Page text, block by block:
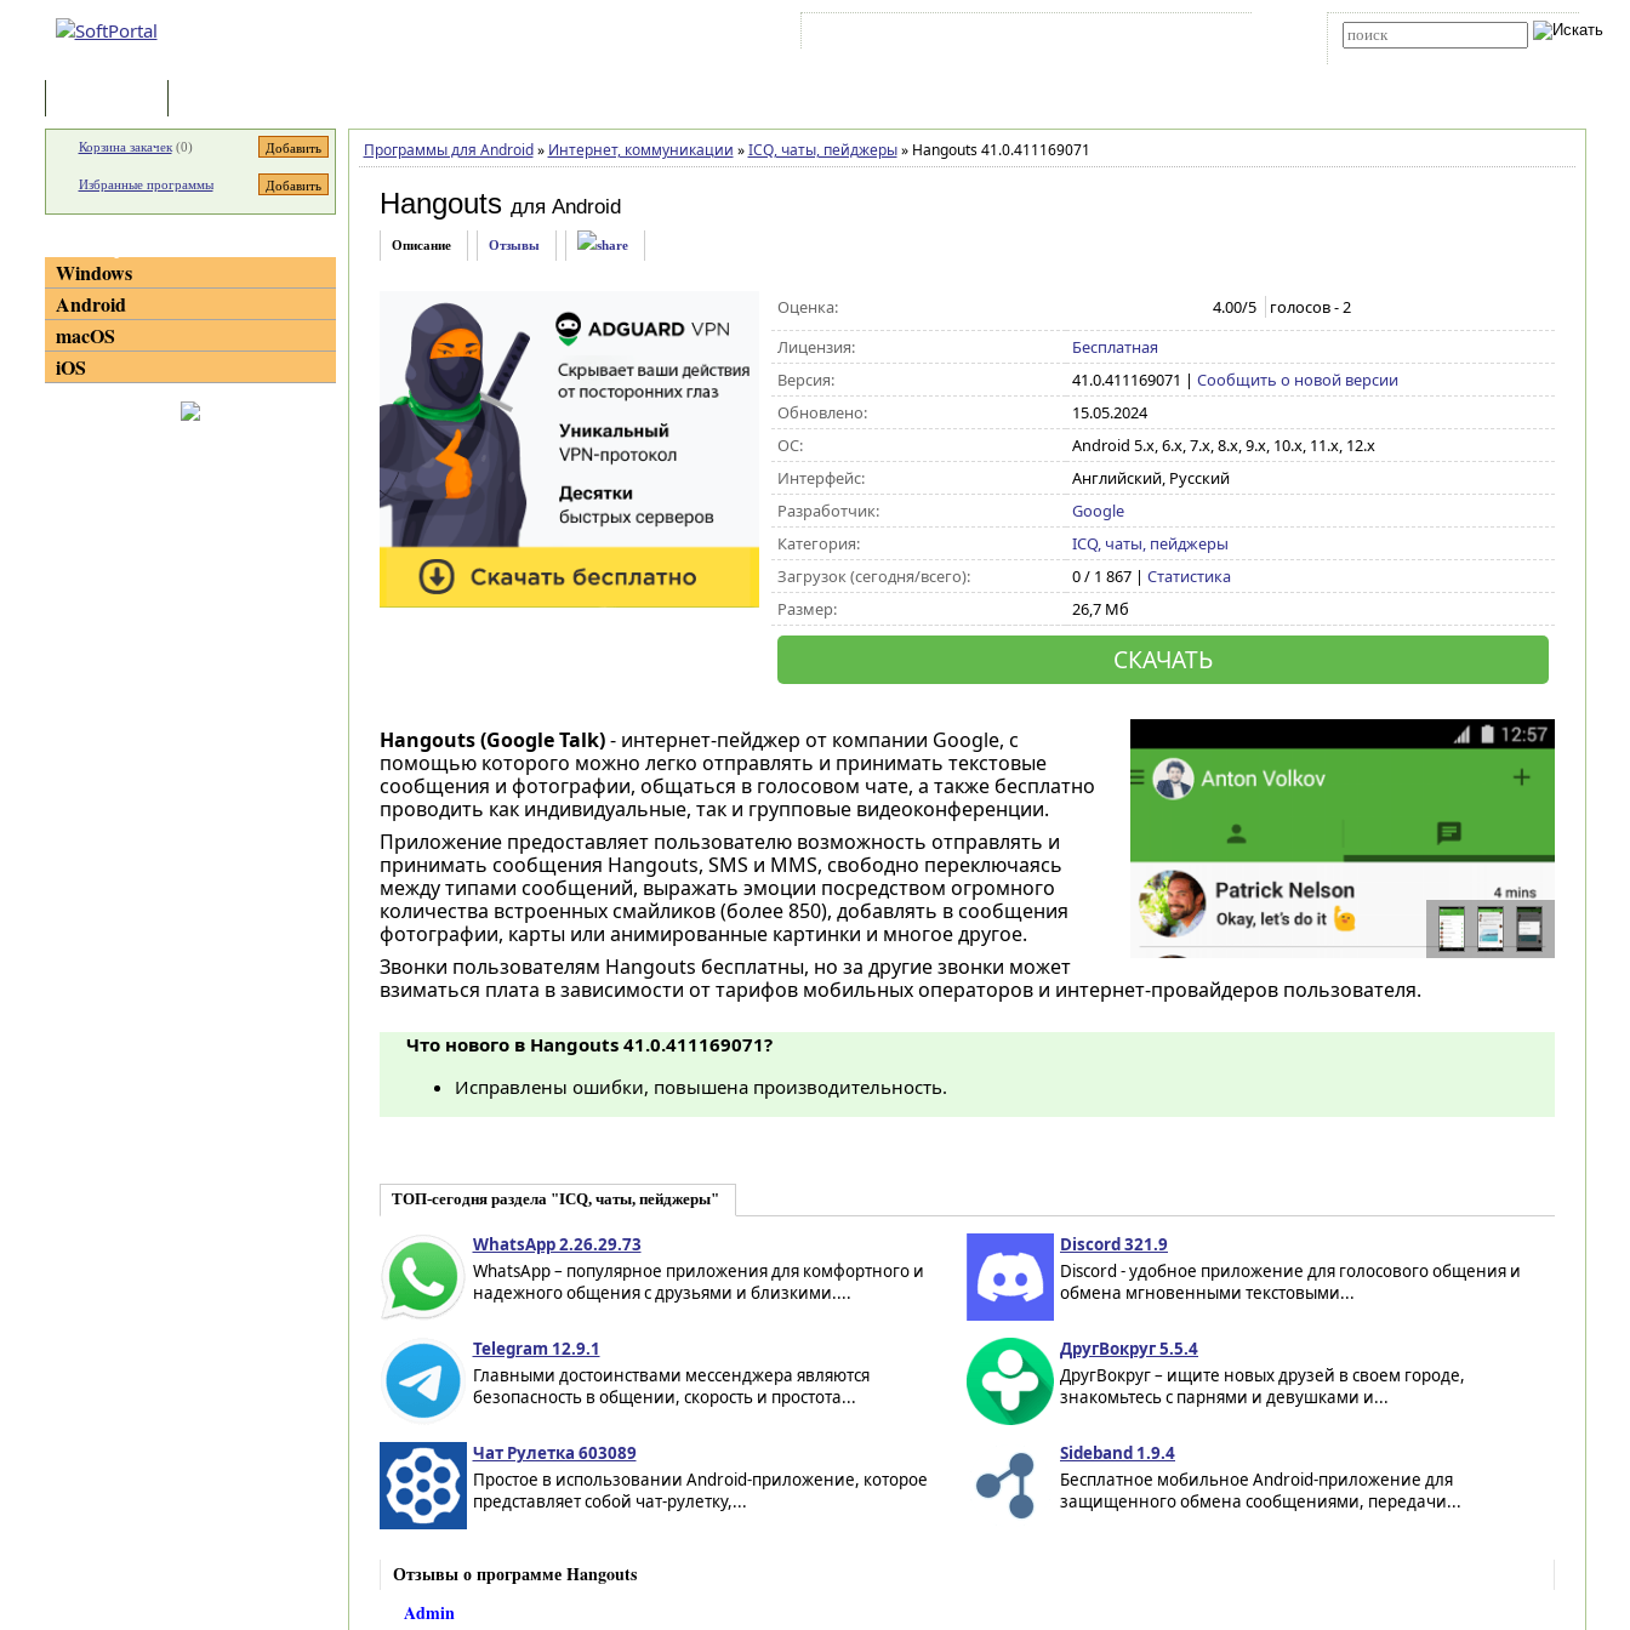
Программы для Android » Интернет, коммуникации » ICQ, чаты, пейджеры »Hangouts 41.0.411169071
Hangouts для Android
Описание Отзывы
Оценка: 4.00/5 голосов -2
Лицензия:
Бесплатная
Версия:
41.0.411169071 | Сообщить о новой версии
Обновлено:
15.05.2024
ОС:
Android 5.x, 6.x, 7.x, 8.x, 9.x, 10.x, 11.x, 12.x
Интерфейс:
Английский, Русский
Разработчик:
Google
Категория:
ICQ, чаты, пейджеры
Загрузок (сегодня/всего):
0 / 1 867 | Статистика
Размер:
26,7 Мб
СКАЧАТЬ
Hangouts (Google Talk)- интернет-пейджер от компании Google, с
помощью которого можно легко отправлять и принимать текстовые
сообщения и фотографии, общаться в голосовом чате, а также бесплатно
проводить как индивидуальные, так и групповые видеоконференции.
Приложение предоставляет пользователю возможность отправлять и
принимать сообщения Hangouts, SMS и MMS, свободно переключаясь
между типами сообщений, выражать эмоции посредством огромного
количества встроенных смайликов (более 850), добавлять в сообщения
фотографии, карты или анимированные картинки и многое другое.
Звонки пользователям Hangouts бесплатны, но за другие звонки может
взиматься плата в зависимости от тарифов мобильных операторов и интернет-провайдеров пользователя.
Что нового в Hangouts 41.0.411169071?
Исправлены ошибки, повышена производительность.
ТОП-сегодня раздела "ICQ, чаты, пейджеры"
WhatsApp 2.26.29.73
WhatsApp – популярное приложения для комфортного и
надежного общения с друзьями и близкими....
Discord 321.9
Discord - удобное приложение для голосового общения и
обмена мгновенными текстовыми...
Telegram 12.9.1
Главными достоинствами мессенджера являются
безопасность в общении, скорость и простота...
ДругВокруг 5.5.4
ДругВокруг – ищите новых друзей в своем городе,
знакомьтесь с парнями и девушками и...
Чат Рулетка 603089
Простое в использовании Android-приложение, которое
представляет собой чат-рулетку,...
Sideband 1.9.4
Бесплатное мобильное Android-приложение для
защищенного обмена сообщениями, передачи...
Отзывы о программе Hangouts
Admin
Корзина закачек(0)
Избранные программы
Windows
Android
macOS
iOS